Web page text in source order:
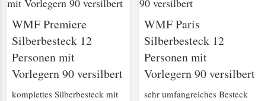
WMF Premiere
Silberbesteck 12
Personen mit
Vorlegern 90 versilbert
komplettes Silberbesteck mit
WMF Paris
Silberbesteck 12
Personen mit
Vorlegern 90 versilbert
sehr umfangreiches Besteck